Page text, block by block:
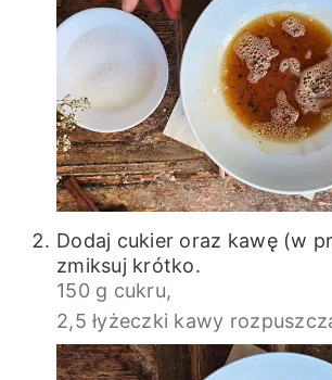
Dodaj cukier oraz kawę (w
zmiksuj krótko.
150 g cukru,
2,5 łyżeczki kawy